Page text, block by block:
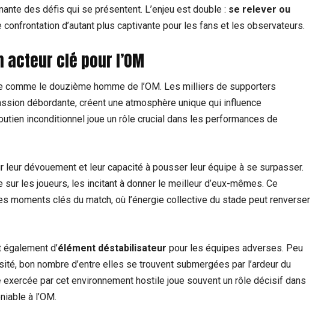
des défis qui se présentent. L’enjeu est double : se relever ou
confrontation d’autant plus captivante pour les fans et les observateurs.
acteur clé pour l’OM
le douzième homme de l’OM. Les milliers de supporters
débordante, créent une atmosphère unique qui influence
inconditionnel joue un rôle crucial dans les performances de
leur dévouement et leur capacité à pousser leur équipe à se surpasser.
les joueurs, les incitant à donner le meilleur d’eux-mêmes. Ce
moments clés du match, où l’énergie collective du stade peut renverser
d’élément déstabilisateur pour les équipes adverses. Peu
bon nombre d’entre elles se trouvent submergées par l’ardeur du
exercée par cet environnement hostile joue souvent un rôle décisif dans
à l’OM.